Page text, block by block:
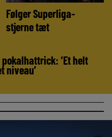
Følger Superliga-
stjerne tæt
‘Et helt
niveau’